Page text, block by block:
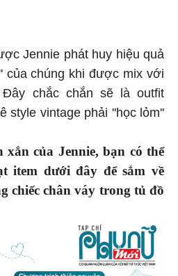
Jennie phát huy hiệu quả
của chúng khi được mix với
chắc chắn sẽ là outfit
style vintage phải ''học lỏm''
của Jennie, bạn có thể
item dưới đây để sắm về
chiếc chân váy trong tủ đồ